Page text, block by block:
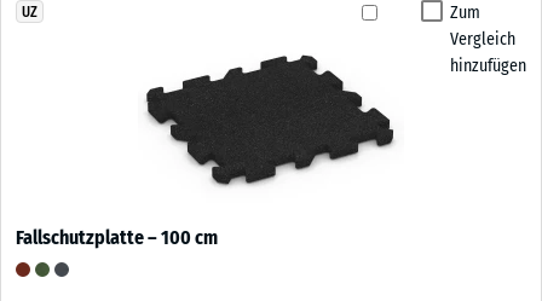
Zum
Vergleich
hinzufügen
UZ
Fallschutzplatte – 100 cm